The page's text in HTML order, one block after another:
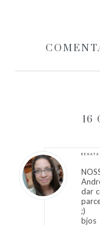
16
RENATA
dar
;)
bjos